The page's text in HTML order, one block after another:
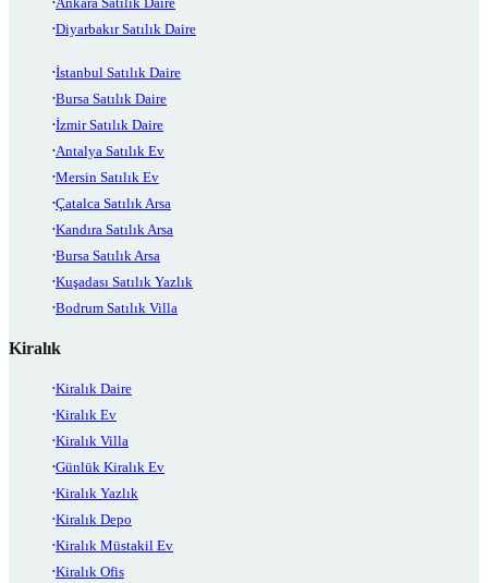
Diyarbakır Satılık Daire
İstanbul Satılık Daire
Bursa Satılık Daire
İzmir Satılık Daire
Antalya Satılık Ev
Mersin Satılık Ev
Çatalca Satılık Arsa
Kandıra Satılık Arsa
Bursa Satılık Arsa
Kuşadası Satılık Yazlık
Bodrum Satılık Villa
Kiralık
Kiralık Daire
Kiralık Ev
Kiralık Villa
Günlük Kiralık Ev
Kiralık Yazlık
Kiralık Depo
Kiralık Müstakil Ev
Kiralık Ofis